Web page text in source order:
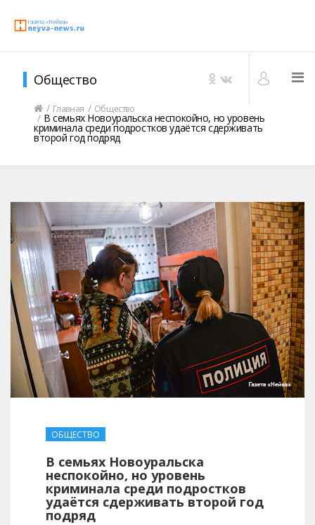
Общество
Главная Общество
В семьях Новоуральска неспокойно, но уровень
криминала среди подростков удаётся сдерживать
второй год подряд
ОБЩЕСТВО
В семьях Новоуральска
неспокойно, но уровень
криминала среди подростков
удаётся сдерживать второй год
подряд